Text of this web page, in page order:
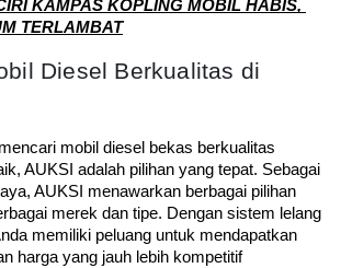
KAMPAS KOPLING MOBIL HABIS,
TERLAMBAT
Diesel Berkualitas di
mobil diesel bekas berkualitas
AUKSI menawarkan berbagai pilihan
merek dan tipe. Dengan sistem lelang
memiliki peluang untuk mendapatkan
harga yang jauh lebih kompetitif